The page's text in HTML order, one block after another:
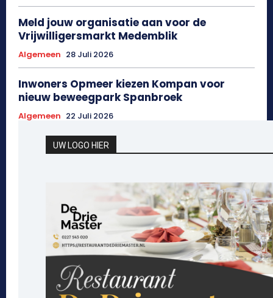
Meld jouw organisatie aan voor de
Vrijwilligersmarkt Medemblik
Algemeen 28 Juli 2026
Inwoners Opmeer kiezen Kompan voor
nieuw beweegpark Spanbroek
Algemeen 22 Juli 2026
UW LOGO HIER